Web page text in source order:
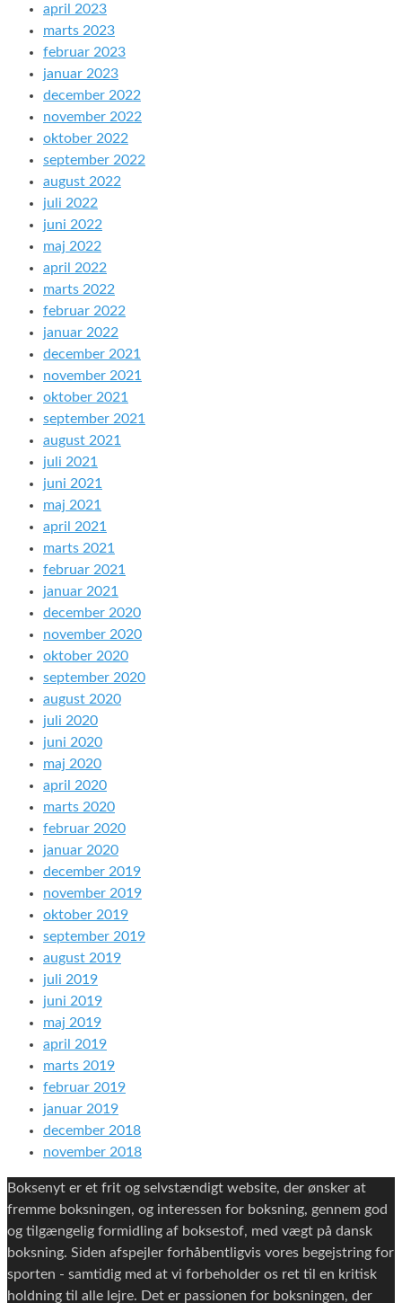
april 2023
marts 2023
februar 2023
januar 2023
december 2022
november 2022
oktober 2022
september 2022
august 2022
juli 2022
juni 2022
maj 2022
april 2022
marts 2022
februar 2022
januar 2022
december 2021
november 2021
oktober 2021
september 2021
august 2021
juli 2021
juni 2021
maj 2021
april 2021
marts 2021
februar 2021
januar 2021
december 2020
november 2020
oktober 2020
september 2020
august 2020
juli 2020
juni 2020
maj 2020
april 2020
marts 2020
februar 2020
januar 2020
december 2019
november 2019
oktober 2019
september 2019
august 2019
juli 2019
juni 2019
maj 2019
april 2019
marts 2019
februar 2019
januar 2019
december 2018
november 2018
Boksenyt er et frit og selvstændigt website, der ønsker at
fremme boksningen, og interessen for boksning, gennem god
og tilgængelig formidling af boksestof, med vægt på dansk
boksning. Siden afspejler forhåbentligvis vores begejstring for
sporten - samtidig med at vi forbeholder os ret til en kritisk
holdning til alle lejre. Det er passionen for boksningen, der